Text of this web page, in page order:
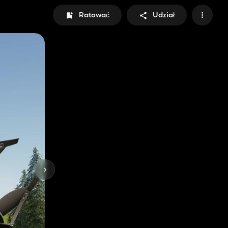
Ratować Udział